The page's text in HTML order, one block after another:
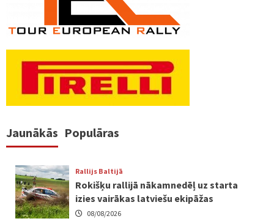
Jaunākās Populāras
Rallijs Baltijā
Rokišķu rallijā nākamnedēļ uz starta
izies vairākas latviešu ekipāžas
08/08/2026